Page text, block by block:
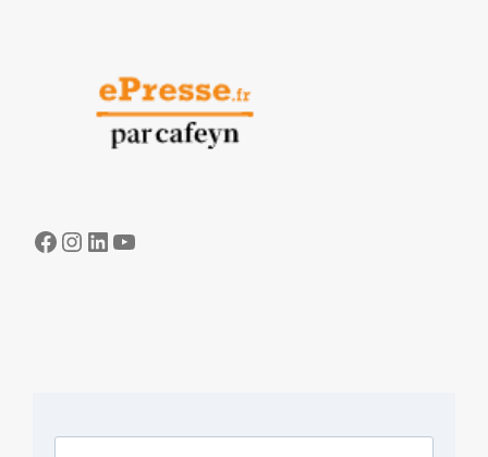
Facebook
Instagram
LinkedIn
YouTube